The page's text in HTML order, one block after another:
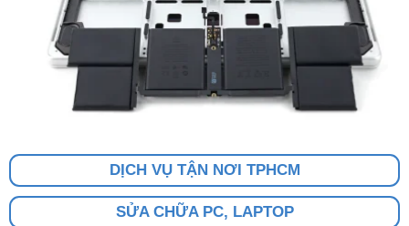
DỊCH VỤ TẬN NƠI TPHCM
SỬA CHỮA PC, LAPTOP